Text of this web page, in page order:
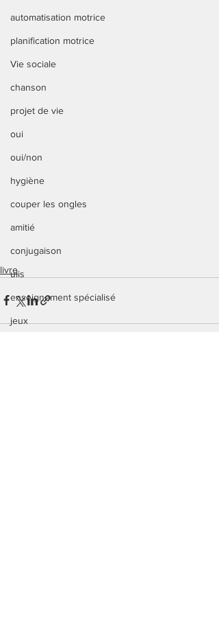
automatisation motrice
planification motrice
Vie sociale
chanson
projet de vie
oui
oui/non
hygiène
couper les ongles
amitié
conjugaison
ulis
enseignement spécialisé
jeux
livre